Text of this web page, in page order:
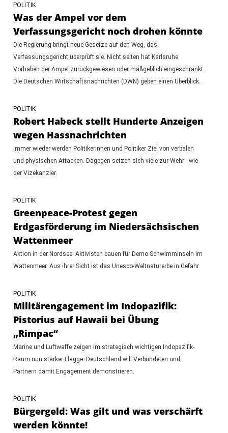
POLITIK
Was der Ampel vor dem
Verfassungsgericht noch drohen könnte
Die Regierung bringt neue Gesetze auf den Weg, das
Verfassungsgericht überprüft sie. Nicht selten hat Karlsruhe
Vorhaben der Ampel zurückgewiesen oder maßgeblich eingeschränkt.
Die Deutschen Wirtschaftsnachrichten (DWN) geben einen Überblick.
POLITIK
Robert Habeck stellt Hunderte Anzeigen
wegen Hassnachrichten
Immer wieder werden Politikerinnen und Politiker Ziel von verbalen
und physischen Attacken. Dagegen setzen sich viele zur Wehr - wie
der Vizekanzler.
POLITIK
Greenpeace-Protest gegen
Erdgasförderung im Niedersächsischen
Wattenmeer
Aktion in der Nordsee. Aktivisten bauen für Demo Schwimminseln im
Wattenmeer. Aus ihrer Sicht ist das Unesco-Weltnaturerbe in Gefahr.
POLITIK
Militärengagement im Indopazifik:
Pistorius auf Hawaii bei Übung
„Rimpac“
Marine und Luftwaffe zeigen im strategisch wichtigen Indopazifik-
Raum nun stärker Flagge. Deutschland will Verbündeten und
Partnern damit Engagement demonstrieren.
POLITIK
Bürgergeld: Was gilt und was verschärft
werden könnte!